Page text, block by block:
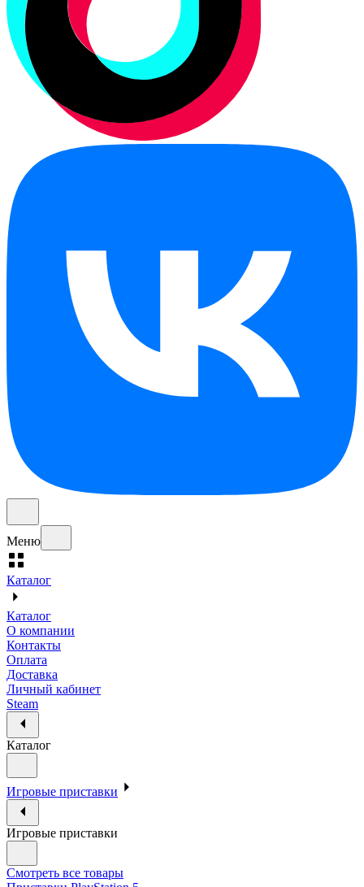
Меню
Каталог
Каталог
О компании
Контакты
Оплата
Доставка
Личный кабинет
Steam
Каталог
Игровые приставки
Игровые приставки
Смотреть все товары